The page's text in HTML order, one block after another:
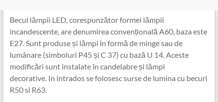
Becul lămpii LED, corespunzător formei lămpii
incandescente, are denumirea convențională A60, baza este
E27. Sunt produse și lămpi în formă de minge sau de
lumânare (simboluri P45 și C 37) cu bază U 14. Aceste
modificări sunt instalate în candelabre și lămpi
decorative. In intrados se folosesc surse de lumina cu becuri
R50 si R63.